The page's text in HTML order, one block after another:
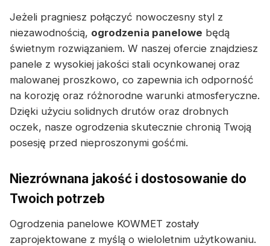
Jeżeli pragniesz połączyć nowoczesny styl z
niezawodnością, ogrodzenia panelowe będą
świetnym rozwiązaniem. W naszej ofercie znajdziesz
panele z wysokiej jakości stali ocynkowanej oraz
malowanej proszkowo, co zapewnia ich odporność
na korozję oraz różnorodne warunki atmosferyczne.
Dzięki użyciu solidnych drutów oraz drobnych
oczek, nasze ogrodzenia skutecznie chronią Twoją
posesję przed nieproszonymi gośćmi.
Niezrównana jakość i dostosowanie do
Twoich potrzeb
Ogrodzenia panelowe KOWMET zostały
zaprojektowane z myślą o wieloletnim użytkowaniu.